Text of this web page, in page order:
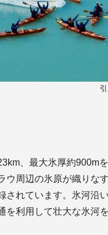
、最大氷厚約900m
ウ周辺の氷原が織りな
されています。氷河沿
を利用して壮大な氷河